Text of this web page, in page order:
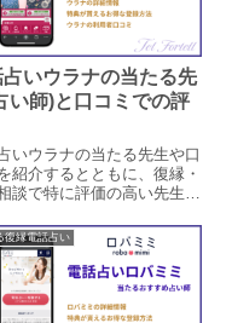
占いウラナの当たる先
い師)と口コミでの評
いウラナの当たる先生や口
紹介するとともに、復縁・
談で特に評価の高い先生を
や特徴、口コミ独自アンケ
果、キャンペーン、料金と
方法などの情報もまとめて
。
復縁電話占い